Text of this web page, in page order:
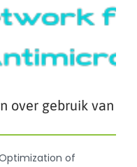
over gebruik van
of